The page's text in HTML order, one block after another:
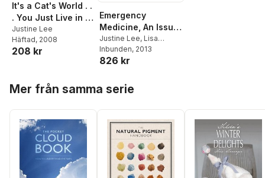
It's a Cat's World . .
. You Just Live in It:
Everything You
Ever Wanted to
Know About Your
Justine Lee
Häftad, 2008
208 kr
Emergency
Medicine, An Issue
of Veterinary
Clinics: Small
Animal Practice
Justine Lee, Lisa
Powell
Inbunden, 2013
826 kr
Mer från samma serie